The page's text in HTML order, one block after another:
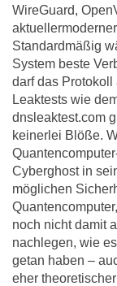
WireGuard,
Standardmäßig
System beste
darf das
Leaktests wie
dnsleaktest.com
keinerlei Blöße.
Cyberghost in
möglichen
noch nicht damit
nachlegen, wie
getan haben –
eher